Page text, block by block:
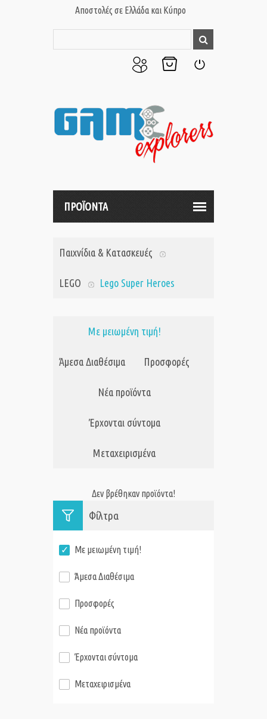
Αποστολές σε Ελλάδα και Κύπρο
μου
ΠΡΟΪΟΝΤΑ
Παιχνίδια & Κατασκευές
LEGO Lego Super Heroes
Με μειωμένη τιμή!
Άμεσα Διαθέσιμα Προσφορές
Νέα προϊόντα
Έρχονται σύντομα
Μεταχειρισμένα
Δεν βρέθηκαν προϊόντα!
Φίλτρα
Με μειωμένη τιμή!
Άμεσα Διαθέσιμα
Προσφορές
Νέα προϊόντα
Έρχονται σύντομα
Μεταχειρισμένα